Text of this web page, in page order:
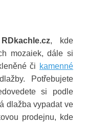
, kde
mozaiek, dále si
či kamenné
Potřebujete
si podle
dlažba vypadat ve
prodejnu, kde